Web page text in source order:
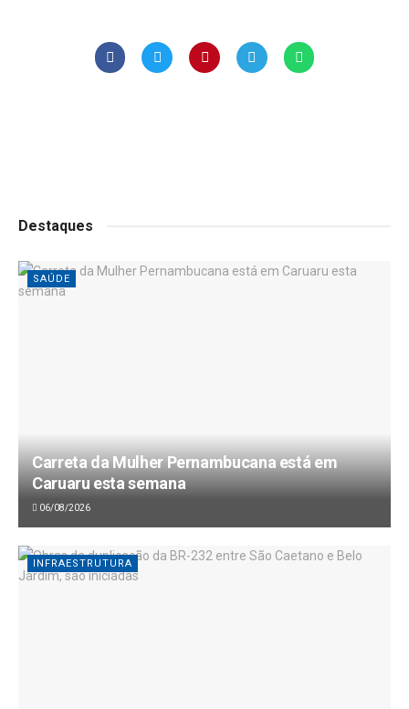
Destaques
SAÚDE
Carreta da Mulher Pernambucana está em
Caruaru esta semana
06/08/2026
INFRAESTRUTURA